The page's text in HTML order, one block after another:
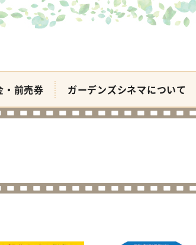
・前売券 ガーデンズシネマについて